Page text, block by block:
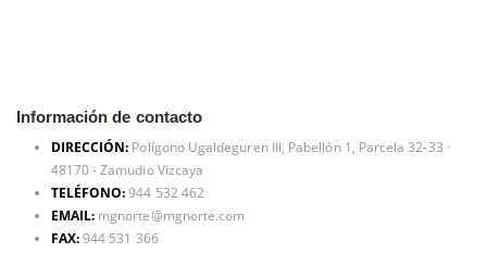
Información de contacto
DIRECCIÓN: Polígono Ugaldeguren III, Pabellón 1, Parcela 32-33 ·
48170 - Zamudio Vizcaya
TELÉFONO:944 532 462
EMAIL: mgnorte@mgnorte.com
FAX:944 531 366